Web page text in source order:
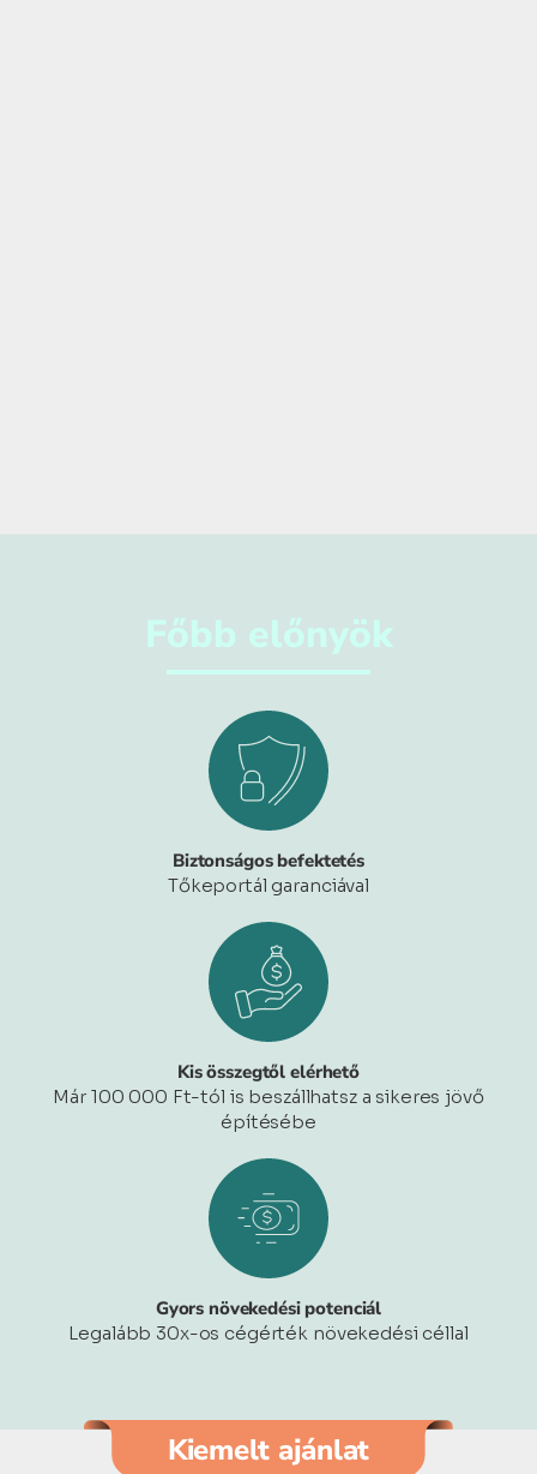
Főbb előnyök
Biztonságos befektetés
Tőkeportál garanciával
Kis összegtől elérhető
Már 100 000 Ft-tól is beszállhatsz a sikeres jövő
építésébe
Gyors növekedési potenciál
Legalább 30x-os cégérték növekedési céllal
Kiemelt ajánlat